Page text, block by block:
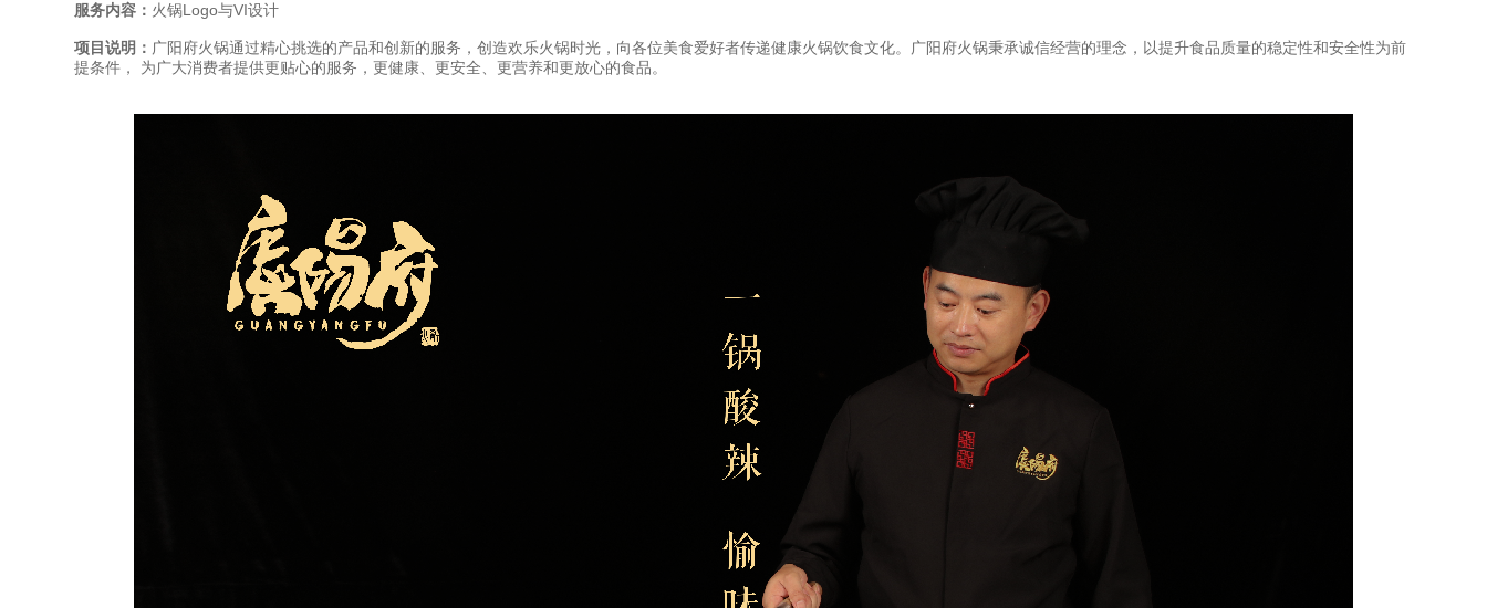
服务内容： 火锅Logo与VI设计
项目说明： 广阳府火锅通过精心挑选的产品和创新的服务，创造欢乐火锅时光，向各位美食爱好者传递健康火锅饮食文化。广阳府火锅秉承诚信经营的理念，以提升食品质量的稳定性和安全性为前
提条件， 为广大消费者提供更贴心的服务，更健康、更安全、更营养和更放心的食品。